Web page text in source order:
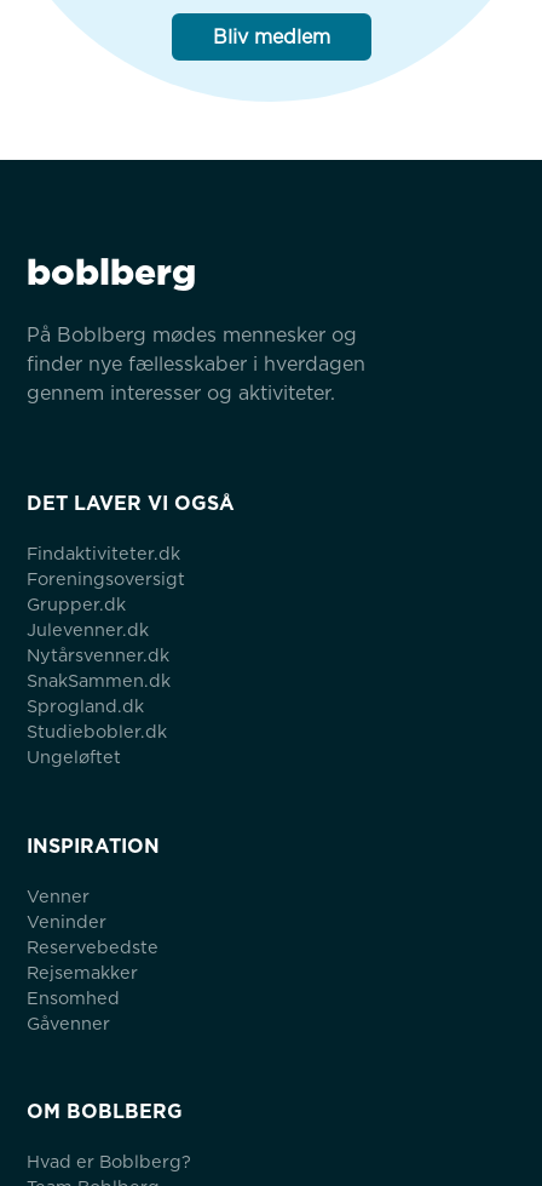
Bliv medlem
boblberg
På Boblberg mødes mennesker og
finder nye fællesskaber i hverdagen
gennem interesser og aktiviteter.
DET LAVER VI OGSÅ
Findaktiviteter.dk
Foreningsoversigt
Grupper.dk
Julevenner.dk
Nytårsvenner.dk
SnakSammen.dk
Sprogland.dk
Studiebobler.dk
Ungeløftet
INSPIRATION
Venner
Veninder
Reservebedste
Rejsemakker
Ensomhed
Gåvenner
OM BOBLBERG
Hvad er Boblberg?